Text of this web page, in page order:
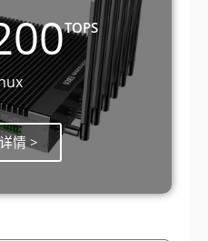
TOPS
情 >